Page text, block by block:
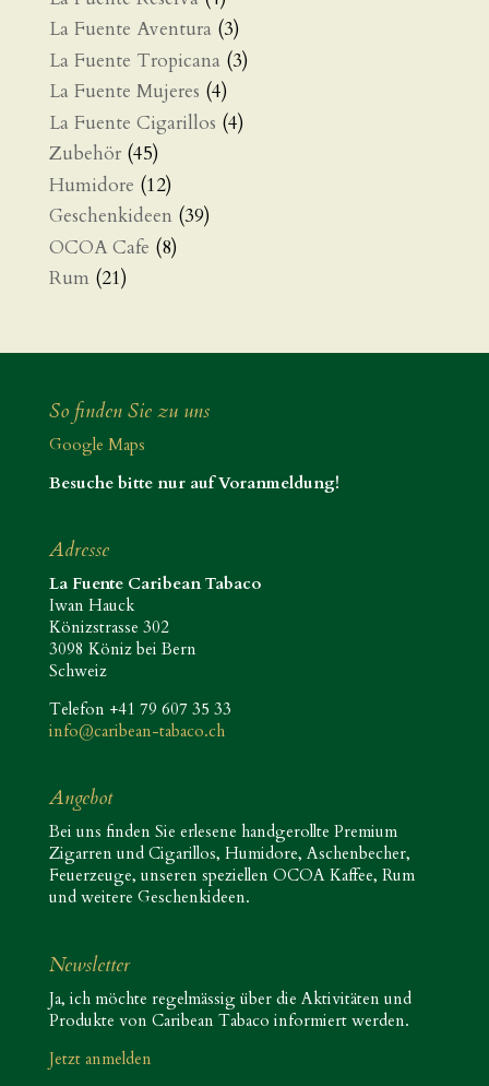
La Fuente Aventura (3)
La Fuente Tropicana (3)
La Fuente Mujeres (4)
La Fuente Cigarillos (4)
Zubehör (45)
Humidore (12)
Geschenkideen (39)
OCOA Cafe (8)
Rum (21)
So finden Sie zu uns
Google Maps
Besuche bitte nur auf Voranmeldung!
Adresse
La Fuente Caribean Tabaco
Iwan Hauck
Könizstrasse 302
3098 Köniz bei Bern
Schweiz
Telefon +41 79 607 35 33
info@caribean-tabaco.ch
Angebot
Bei uns finden Sie erlesene handgerollte Premium
Zigarren und Cigarillos, Humidore, Aschenbecher,
Feuerzeuge, unseren speziellen OCOA Kaffee, Rum
und weitere Geschenkideen.
Newsletter
Ja, ich möchte regelmässig über die Aktivitäten und
Produkte von Caribean Tabaco informiert werden.
Jetzt anmelden